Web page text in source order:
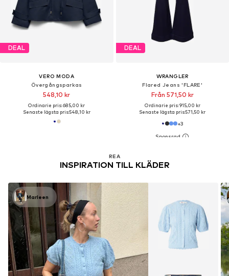
DEAL
VERO MODA
Övergångsparkas
548,10 kr
Ordinarie pris: 685,00 kr
Senaste lägsta pris:548,10 kr
DEAL
WRANGLER
Flared Jeans 'FLARE'
Från 571,50 kr
Ordinarie pris: 915,00 kr
Senaste lägsta pris:571,50 kr
+3
REA
INSPIRATION TILL KLÄDER
Marleen